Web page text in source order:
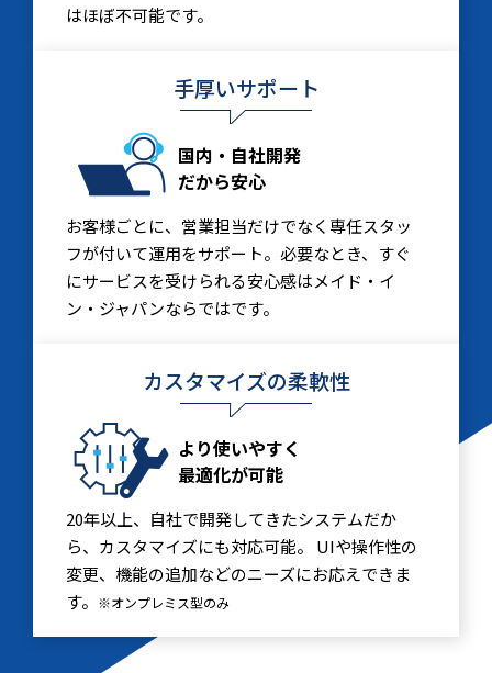
はほぼ不可能です。
手厚いサポート
国内・自社開発
だから安心
お客様ごとに、営業担当だけでなく専任スタッ
フが付いて運用をサポート。必要なとき、すぐ
にサービスを受けられる安心感はメイド・イ
ン・ジャパンならではです。
カスタマイズの柔軟性
より使いやすく
最適化が可能
20年以上、自社で開発してきたシステムだか
ら、カスタマイズにも対応可能。 UIや操作性の
変更、機能の追加などのニーズにお応えできま
す。 ※オンプレミス型のみ